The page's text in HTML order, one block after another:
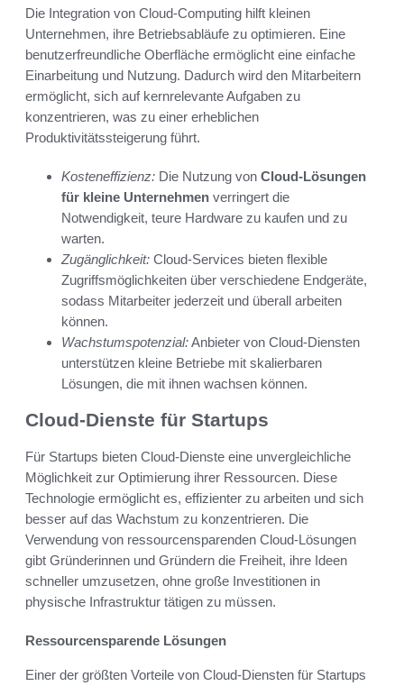
Die Integration von Cloud-Computing hilft kleinen
Unternehmen, ihre Betriebsabläufe zu optimieren. Eine
benutzerfreundliche Oberfläche ermöglicht eine einfache
Einarbeitung und Nutzung. Dadurch wird den Mitarbeitern
ermöglicht, sich auf kernrelevante Aufgaben zu
konzentrieren, was zu einer erheblichen
Produktivitätssteigerung führt.
Kosteneffizienz: Die Nutzung von Cloud-Lösungen
für kleine Unternehmen verringert die
Notwendigkeit, teure Hardware zu kaufen und zu
warten.
Zugänglichkeit: Cloud-Services bieten flexible
Zugriffsmöglichkeiten über verschiedene Endgeräte,
sodass Mitarbeiter jederzeit und überall arbeiten
können.
Wachstumspotenzial:Anbieter von Cloud-Diensten
unterstützen kleine Betriebe mit skalierbaren
Lösungen, die mit ihnen wachsen können.
Cloud-Dienste für Startups
Für Startups bieten Cloud-Dienste eine unvergleichliche
Möglichkeit zur Optimierung ihrer Ressourcen. Diese
Technologie ermöglicht es, effizienter zu arbeiten und sich
besser auf das Wachstum zu konzentrieren. Die
Verwendung von ressourcensparenden Cloud-Lösungen
gibt Gründerinnen und Gründern die Freiheit, ihre Ideen
schneller umzusetzen, ohne große Investitionen in
physische Infrastruktur tätigen zu müssen.
Ressourcensparende Lösungen
Einer der größten Vorteile von Cloud-Diensten für Startups